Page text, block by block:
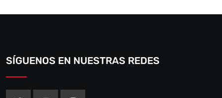
SÍGUENOS EN NUESTRAS REDES